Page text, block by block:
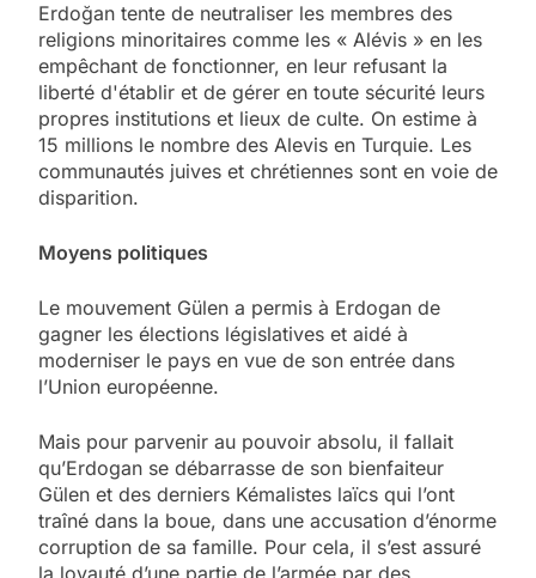
Erdoğan tente de neutraliser les membres des
religions minoritaires comme les « Alévis » en les
empêchant de fonctionner, en leur refusant la
liberté d'établir et de gérer en toute sécurité leurs
propres institutions et lieux de culte. On estime à
15 millions le nombre des Alevis en Turquie. Les
communautés juives et chrétiennes sont en voie de
disparition.
Moyens politiques
Le mouvement Gülen a permis à Erdogan de
gagner les élections législatives et aidé à
moderniser le pays en vue de son entrée dans
l’Union européenne.
Mais pour parvenir au pouvoir absolu, il fallait
qu’Erdogan se débarrasse de son bienfaiteur
Gülen et des derniers Kémalistes laïcs qui l’ont
traîné dans la boue, dans une accusation d’énorme
corruption de sa famille. Pour cela, il s’est assuré